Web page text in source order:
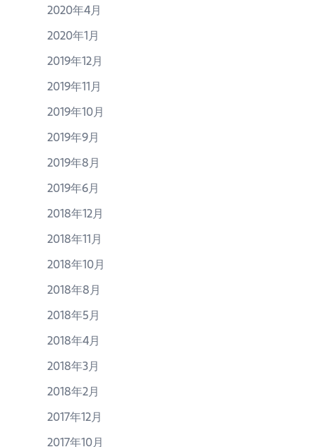
2020年4月
2020年1月
2019年12月
2019年11月
2019年10月
2019年9月
2019年8月
2019年6月
2018年12月
2018年11月
2018年10月
2018年8月
2018年5月
2018年4月
2018年3月
2018年2月
2017年12月
2017年10月